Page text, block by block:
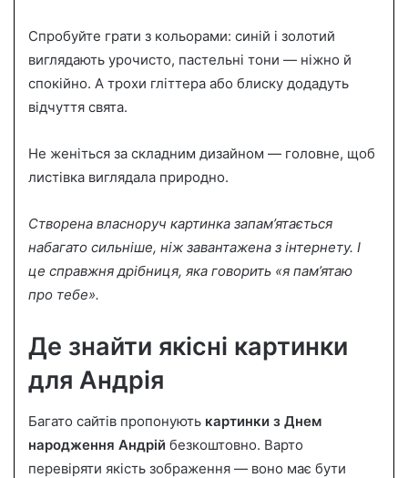
Спробуйте грати з кольорами: синій і золотий
виглядають урочисто, пастельні тони — ніжно й
спокійно. А трохи гліттера або блиску додадуть
відчуття свята.
Не женіться за складним дизайном — головне, щоб
листівка виглядала природно.
Створена власноруч картинка запам’ятається
набагато сильніше, ніж завантажена з інтернету. І
це справжня дрібниця, яка говорить «я пам’ятаю
про тебе».
Де знайти якісні картинки
для Андрія
Багато сайтів пропонують картинки з Днем
народження Андрій безкоштовно. Варто
перевіряти якість зображення — воно має бути